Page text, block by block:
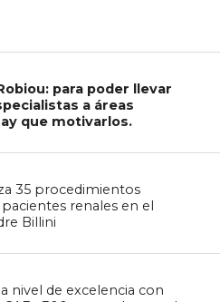
para poder llevar
a áreas
que motivarlos.
35 procedimientos
pacientes renales en el
Billini
nivel de excelencia con